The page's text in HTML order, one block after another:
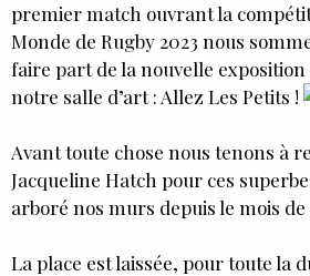
premier match ouvrant la
Monde de Rugby 2023 nous
faire part de la nouvelle
notre salle d’art : Allez Les Petits !
Avant toute chose nous tenons à
Jacqueline Hatch pour ces
arboré nos murs depuis le mois de
La place est laissée, pour toute la